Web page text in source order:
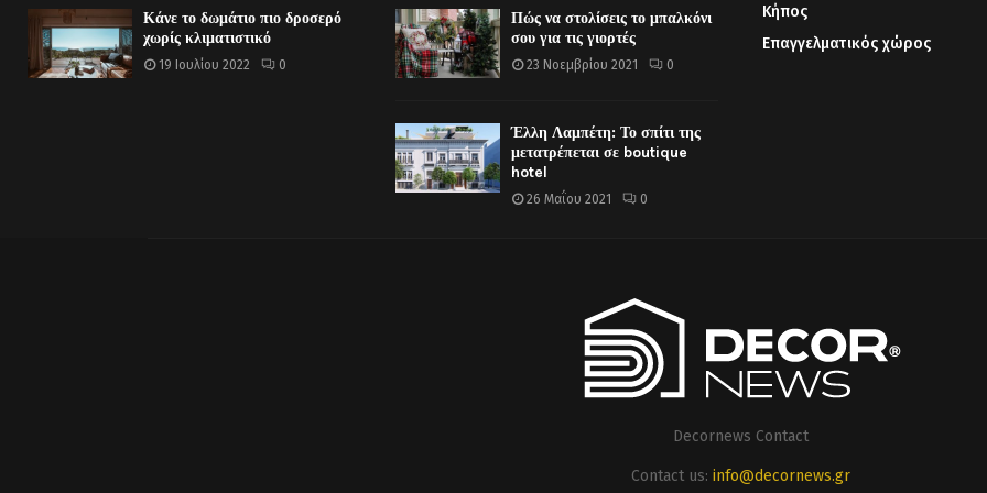
Κάνε το δωμάτιο πιο δροσερό
χωρίς κλιματιστικό
19 Ιουλίου 2022 0
Πώς να στολίσεις το μπαλκόνι
σου για τις γιορτές
23 Νοεμβρίου 2021 0
Έλλη Λαμπέτη: Το σπίτι της
μετατρέπεται σε boutique
hotel
26 Μαΐου 2021 0
Κήπος
Επαγγελματικός χώρος
Decornews Contact
Contact us: info@decornews.gr